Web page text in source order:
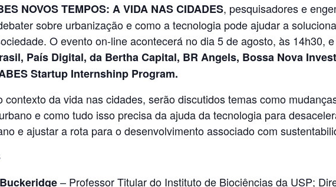
NOVOS TEMPOS: A VIDA NAS CIDADES, pesquisadores e
sobre urbanização e como a tecnologia pode ajudar a
O evento on-line acontecerá no dia 5 de agosto, às 14h30,
País Digital, da Bertha Capital, BR Angels, Bossa Nova
Startup Internshinp Program.
contexto da vida nas cidades, serão discutidos temas como
e como tudo isso precisa da ajuda da tecnologia para
e ajustar a rota para o desenvolvimento associado com
– Professor Titular do Instituto de Biociências da USP;